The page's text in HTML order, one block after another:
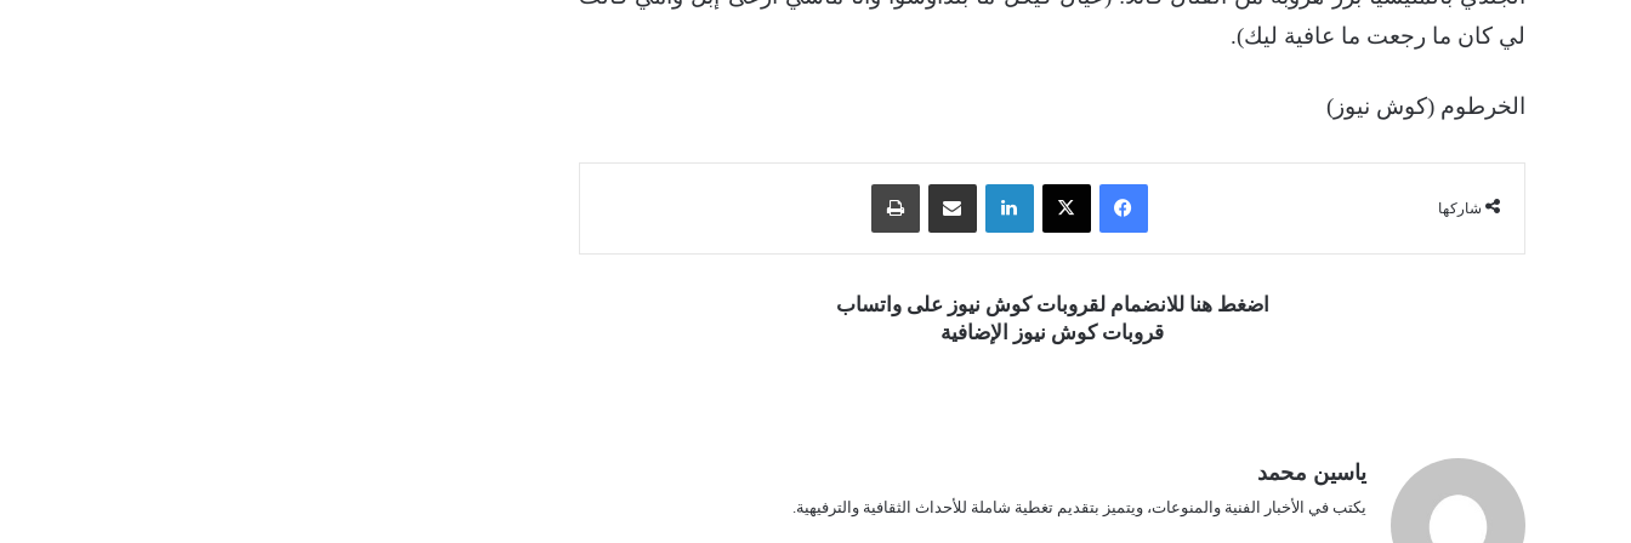
لي كان ما رجعت ما عافية ليك).
الخرطوم (كوش نيوز)
شاركها
فيسبوك ‫X لينكدإن مشاركة عبر البريد
اضغط هنا للانضمام لقروبات كوش نيوز على واتساب
قروبات كوش نيوز الإضافية
ياسين محمد
يكتب في الأخبار الفنية والمنوعات، ويتميز بتقديم تغطية شاملة للأحداث الثقافية والترفيهية.